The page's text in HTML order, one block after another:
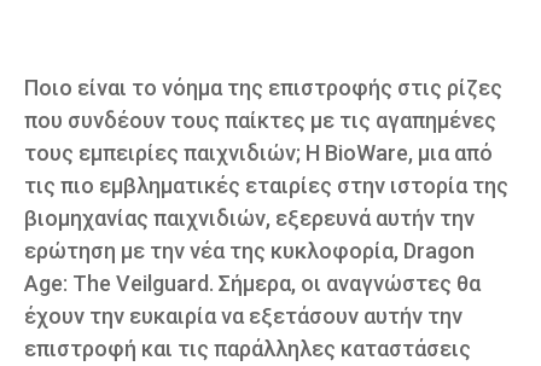
Ποιο είναι το νόημα της επιστροφής στις ρίζες
που συνδέουν τους παίκτες με τις αγαπημένες
τους εμπειρίες παιχνιδιών; Η BioWare, μια από
τις πιο εμβληματικές εταιρίες στην ιστορία της
βιομηχανίας παιχνιδιών, εξερευνά αυτήν την
ερώτηση με την νέα της κυκλοφορία, Dragon
Age: The Veilguard. Σήμερα, οι αναγνώστες θα
έχουν την ευκαιρία να εξετάσουν αυτήν την
επιστροφή και τις παράλληλες καταστάσεις